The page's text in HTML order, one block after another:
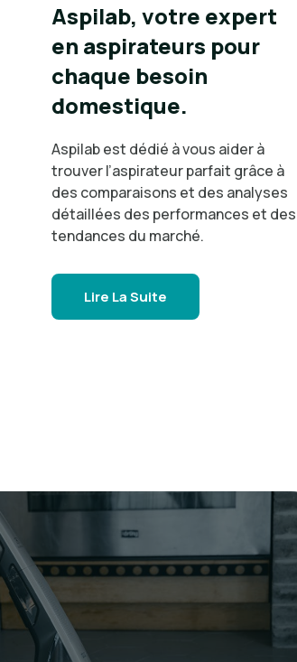
Aspilab, votre expert
en aspirateurs pour
chaque besoin
domestique.
Aspilab est dédié à vous aider à
trouver l’aspirateur parfait grâce à
des comparaisons et des analyses
détaillées des performances et des
tendances du marché.
Lire La Suite